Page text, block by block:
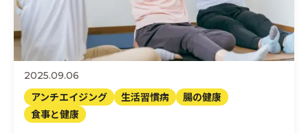
2025.09.06
アンチエイジング 生活習慣病
腸の健康
食事と健康